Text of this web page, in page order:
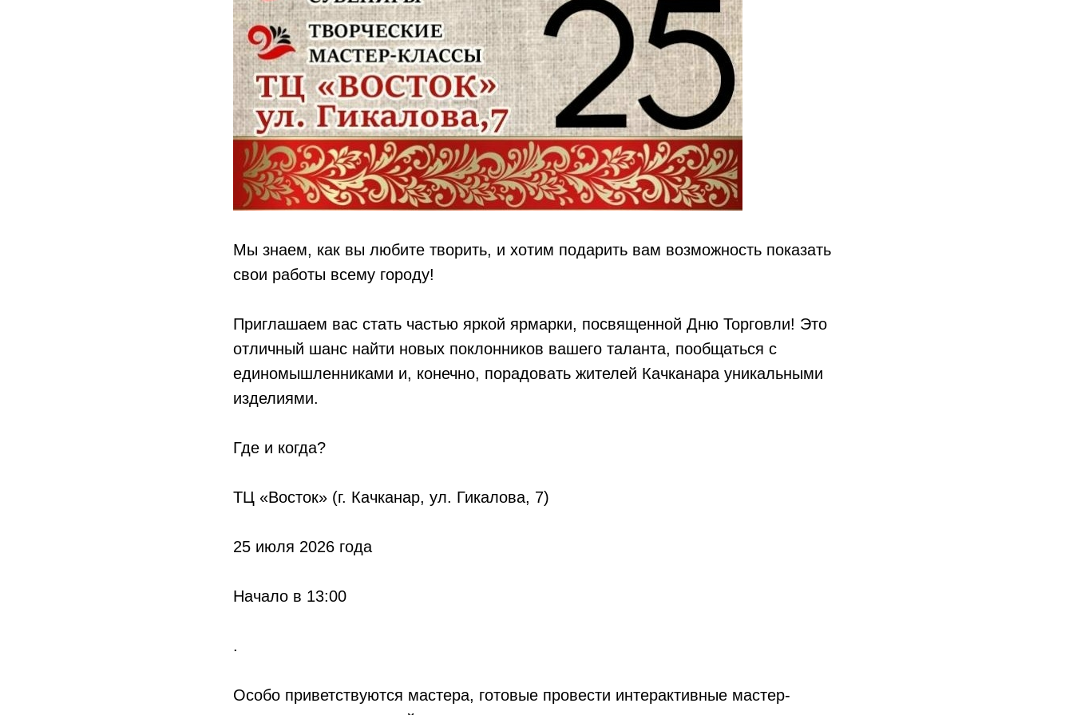
Мы знаем, как вы любите творить, и хотим подарить вам возможность показать
свои работы всему городу!
Приглашаем вас стать частью яркой ярмарки, посвященной Дню Торговли! Это
отличный шанс найти новых поклонников вашего таланта, пообщаться с
единомышленниками и, конечно, порадовать жителей Качканара уникальными
изделиями.
Где и когда?
ТЦ «Восток» (г. Качканар, ул. Гикалова, 7)
25 июля 2026 года
Начало в 13:00
.
Особо приветствуются мастера, готовые провести интерактивные мастер-